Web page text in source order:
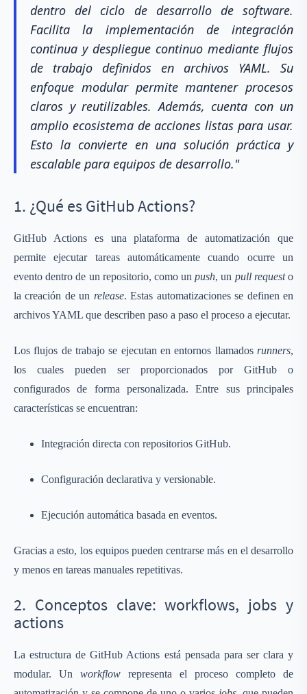
dentro del ciclo de desarrollo de software.
Facilita la implementación de integración
continua y despliegue continuo mediante flujos
de trabajo definidos en archivos YAML. Su
enfoque modular permite mantener procesos
claros y reutilizables. Además, cuenta con un
amplio ecosistema de acciones listas para usar.
Esto la convierte en una solución práctica y
escalable para equipos de desarrollo."
1. ¿Qué es GitHub Actions?
GitHub Actions es una plataforma de automatización que
permite ejecutar tareas automáticamente cuando ocurre un
evento dentro de un repositorio, como unpush, un pull requesto
la creación de un release. Estas automatizaciones se definen en
archivos YAML que describen paso a paso el proceso a ejecutar.
Los flujos de trabajo se ejecutan en entornos llamados runners,
los cuales pueden ser proporcionados por GitHub o
configurados de forma personalizada. Entre sus principales
características se encuentran:
Integración directa con repositorios GitHub.
Configuración declarativa y versionable.
Ejecución automática basada en eventos.
Gracias a esto, los equipos pueden centrarse más en el desarrollo
y menos en tareas manuales repetitivas.
2. Conceptos clave: workflows, jobs y
actions
La estructura de GitHub Actions está pensada para ser clara y
modular. Un workflow representa el proceso completo de